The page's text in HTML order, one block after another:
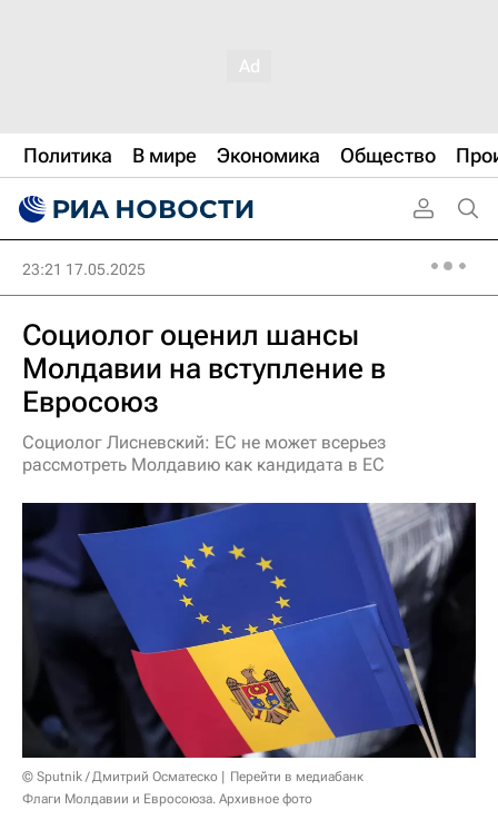
Политика В мире Экономика Общество
23:21 17.05.2025
Социолог оценил шансы
Молдавии на вступление в
Евросоюз
Социолог Лисневский: ЕС не может всерьез
рассмотреть Молдавию как кандидата в ЕС
© Sputnik / Дмитрий Осматеско
Перейти в медиабанк
Флаги Молдавии и Евросоюза. Архивное фото